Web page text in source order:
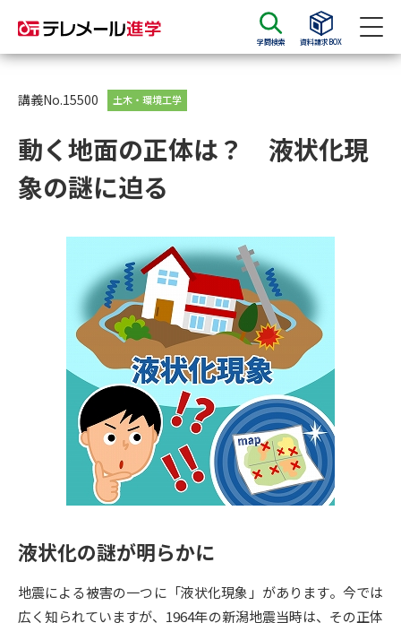
学問検索 資料請求BOX
資料請求
大学・短大の資料種類から請求
総合型選抜・学校推薦型選抜 募
大学入学共通テスト利用選抜の
募集要項＆願書
大学・短大以外の資料から請求
専門学校の資料請求 大学院の資料請求
留学・進学関連、塾・予備校
大学入学共通テスト「受験案
内」の請求
大学入学共通テスト「受験上の
配慮案内」の請求
高等学校卒業程度認定試験
幼稚園教員資格認定試験
高等学校（情報）教員資格認定
試験
講義No.15500 土木・環境工学
動く地面の正体は？ 液状化現
象の謎に迫る
液状化の謎が明らかに
地震による被害の一つに「液状化現象」があります。今では
広く知られていますが、1964年の新潟地震当時は、その正体